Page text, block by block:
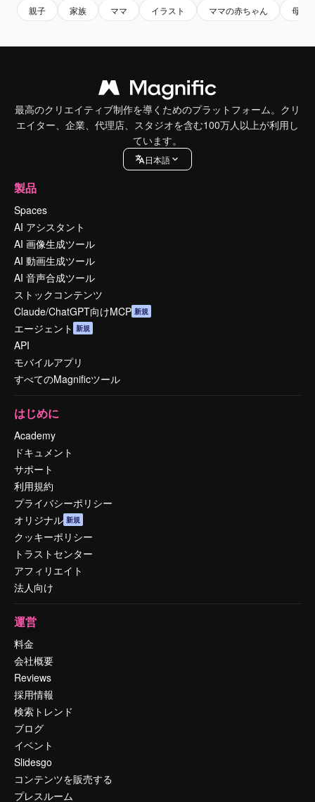
親子 家族 ママ イラスト ママの赤ちゃん 母娘
最高のクリエイティブ制作を導くためのプラットフォーム。クリ
エイター、企業、代理店、スタジオを含む100万人以上が利用し
ています。
日本語
製品
Spaces
AI アシスタント
AI 画像生成ツール
AI 動画生成ツール
AI 音声合成ツール
ストックコンテンツ
Claude/ChatGPT向けMCP 新規
エージェント 新規
API
モバイルアプリ
すべてのMagnificツール
はじめに
Academy
ドキュメント
サポート
利用規約
プライバシーポリシー
オリジナル 新規
クッキーポリシー
トラストセンター
アフィリエイト
法人向け
運営
料金
会社概要
Reviews
採用情報
検索トレンド
ブログ
イベント
Slidesgo
コンテンツを販売する
プレスルーム